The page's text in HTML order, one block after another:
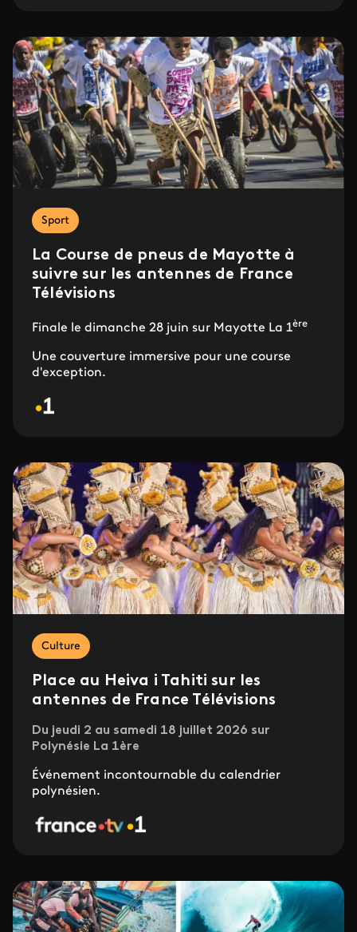
Sport
La Course de pneus de Mayotte à
suivre sur les antennes de France
Télévisions
Finale le dimanche 28 juin sur Mayotte La 1ère
Une couverture immersive pour une course
d'exception.
Culture
Place au Heiva i Tahiti sur les
antennes de France Télévisions
Du jeudi 2 au samedi 18 juillet 2026 sur
Polynésie La 1ère
Événement incontournable du calendrier
polynésien.